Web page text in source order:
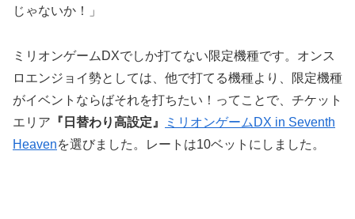
じゃないか！」
ミリオンゲームDXでしか打てない限定機種です。 オンス
ロエンジョイ勢としては、他で打てる機種より、限定機種
がイベントならばそれを打ちたい！ってこと で、チケット
エリア 『日替わり高設定』
ミリオンゲームDX in Seventh
Heavenを選びました。 レートは10ベットにしました。